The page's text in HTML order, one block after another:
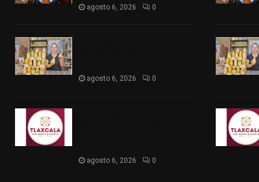
agosto 6, 2026 0
agosto 6, 2026 0
agosto 6, 2026 0